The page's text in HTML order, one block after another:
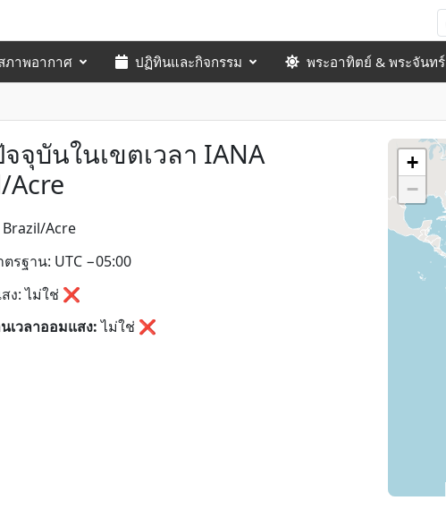
ภาพอากาศ ปฏิทินและกิจกรรม พระอาทิตย์ & พระจันทร์
จจุบันในเขตเวลา IANA
Acre
Brazil/Acre
รฐาน: UTC −05:00
ง: ไม่ใช่ ❌
เวลาออมแสง:ไม่ใช่ ❌
+
−